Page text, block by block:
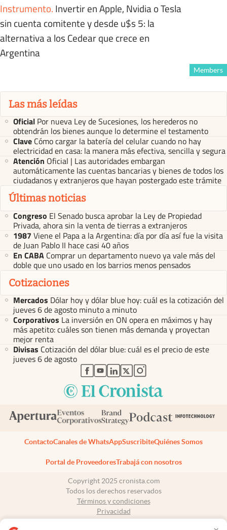
Instrumento. Invertir en Apple, Nvidia o Tesla
sin cuenta comitente y desde u$s 5: la
alternativa a los Cedear que crece en
Argentina
Members
Las más leídas
Oficial Por nueva Ley de Sucesiones, los herederos no
obtendrán los bienes aunque lo determine el testamento
Clave Cómo cargar la batería del celular cuando no hay
electricidad en casa: la manera más efectiva, sencilla y segura
Atención Oficial | Las autoridades embargan
automáticamente las cuentas bancarias y bienes de todos los
ciudadanos y extranjeros que hayan postergado este trámite
Últimas noticias
Congreso El Senado busca aprobar la Ley de Propiedad
Privada, ahora sin la venta de tierras a extranjeros
1987 Viene el Papa a la Argentina: día por día así fue la visita
de Juan Pablo II hace casi 40 años
En CABA Comprar un departamento nuevo ya vale más del
doble que uno usado en los barrios menos pensados
Cotizaciones
Mercados Dólar hoy y dólar blue hoy: cuál es la cotización del
jueves 6 de agosto minuto a minuto
Corporativos La inversión en ON opera en máximos y hay
más apetito: cuáles son tienen más demanda y proyectan
mejor renta
Divisas Cotización del dólar blue: cuál es el precio de este
jueves 6 de agosto
abre en nueva pestaña
abre en nueva pestaña
abre en nueva pestaña
abre en nueva pestaña
abre en nueva pestaña
ContactoCanales de WhatsAppSuscribiteQuiénes Somos
Portal de ProveedoresTrabajá con nosotros
Copyright 2025 cronista.com
Todos los derechos reservados
Términos y condiciones
Privacidad